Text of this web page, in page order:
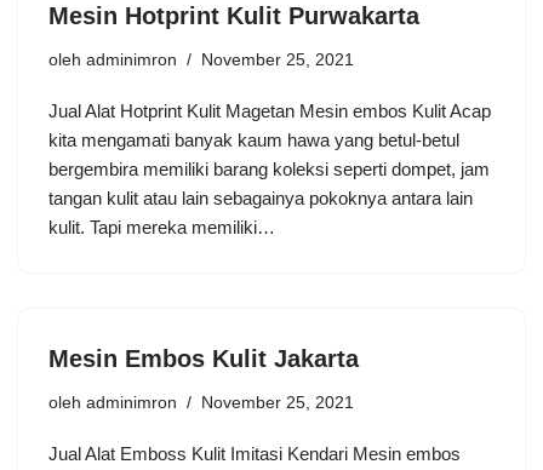
Mesin Hotprint Kulit Purwakarta
oleh adminimron November 25, 2021
Jual Alat Hotprint Kulit Magetan Mesin embos Kulit Acap
kita mengamati banyak kaum hawa yang betul-betul
bergembira memiliki barang koleksi seperti dompet, jam
tangan kulit atau lain sebagainya pokoknya antara lain
kulit. Tapi mereka memiliki…
Mesin Embos Kulit Jakarta
oleh adminimron November 25, 2021
Jual Alat Emboss Kulit Imitasi Kendari Mesin embos